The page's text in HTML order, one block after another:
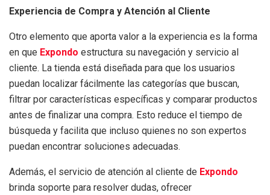
Experiencia de Compra y Atención al Cliente
Otro elemento que aporta valor a la experiencia es la forma
en que Expondo estructura su navegación y servicio al
cliente. La tienda está diseñada para que los usuarios
puedan localizar fácilmente las categorías que buscan,
filtrar por características específicas y comparar productos
antes de finalizar una compra. Esto reduce el tiempo de
búsqueda y facilita que incluso quienes no son expertos
puedan encontrar soluciones adecuadas.
Además, el servicio de atención al cliente de Expondo
brinda soporte para resolver dudas, ofrecer